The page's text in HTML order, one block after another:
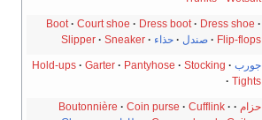
Boot Court shoe Dress boot
Dress shoe
Flip-flops
صندل حذاء Slipper Sneaker
جورب Hold-ups Garter Pantyhose
Stocking
Tights
حزام Boutonnière Coin purse
Cufflink